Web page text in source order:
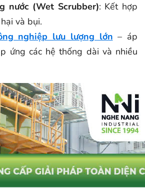
nước (Wet Scrubber): Kết hợp
và bụi.
nghiệp lưu lượng lớn – áp
ứng các hệ thống dài và nhiều